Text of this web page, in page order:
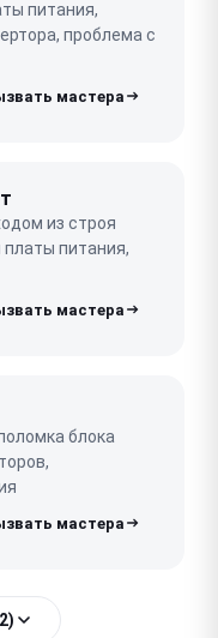
питания,
проблема с
из строя
питания,
блока